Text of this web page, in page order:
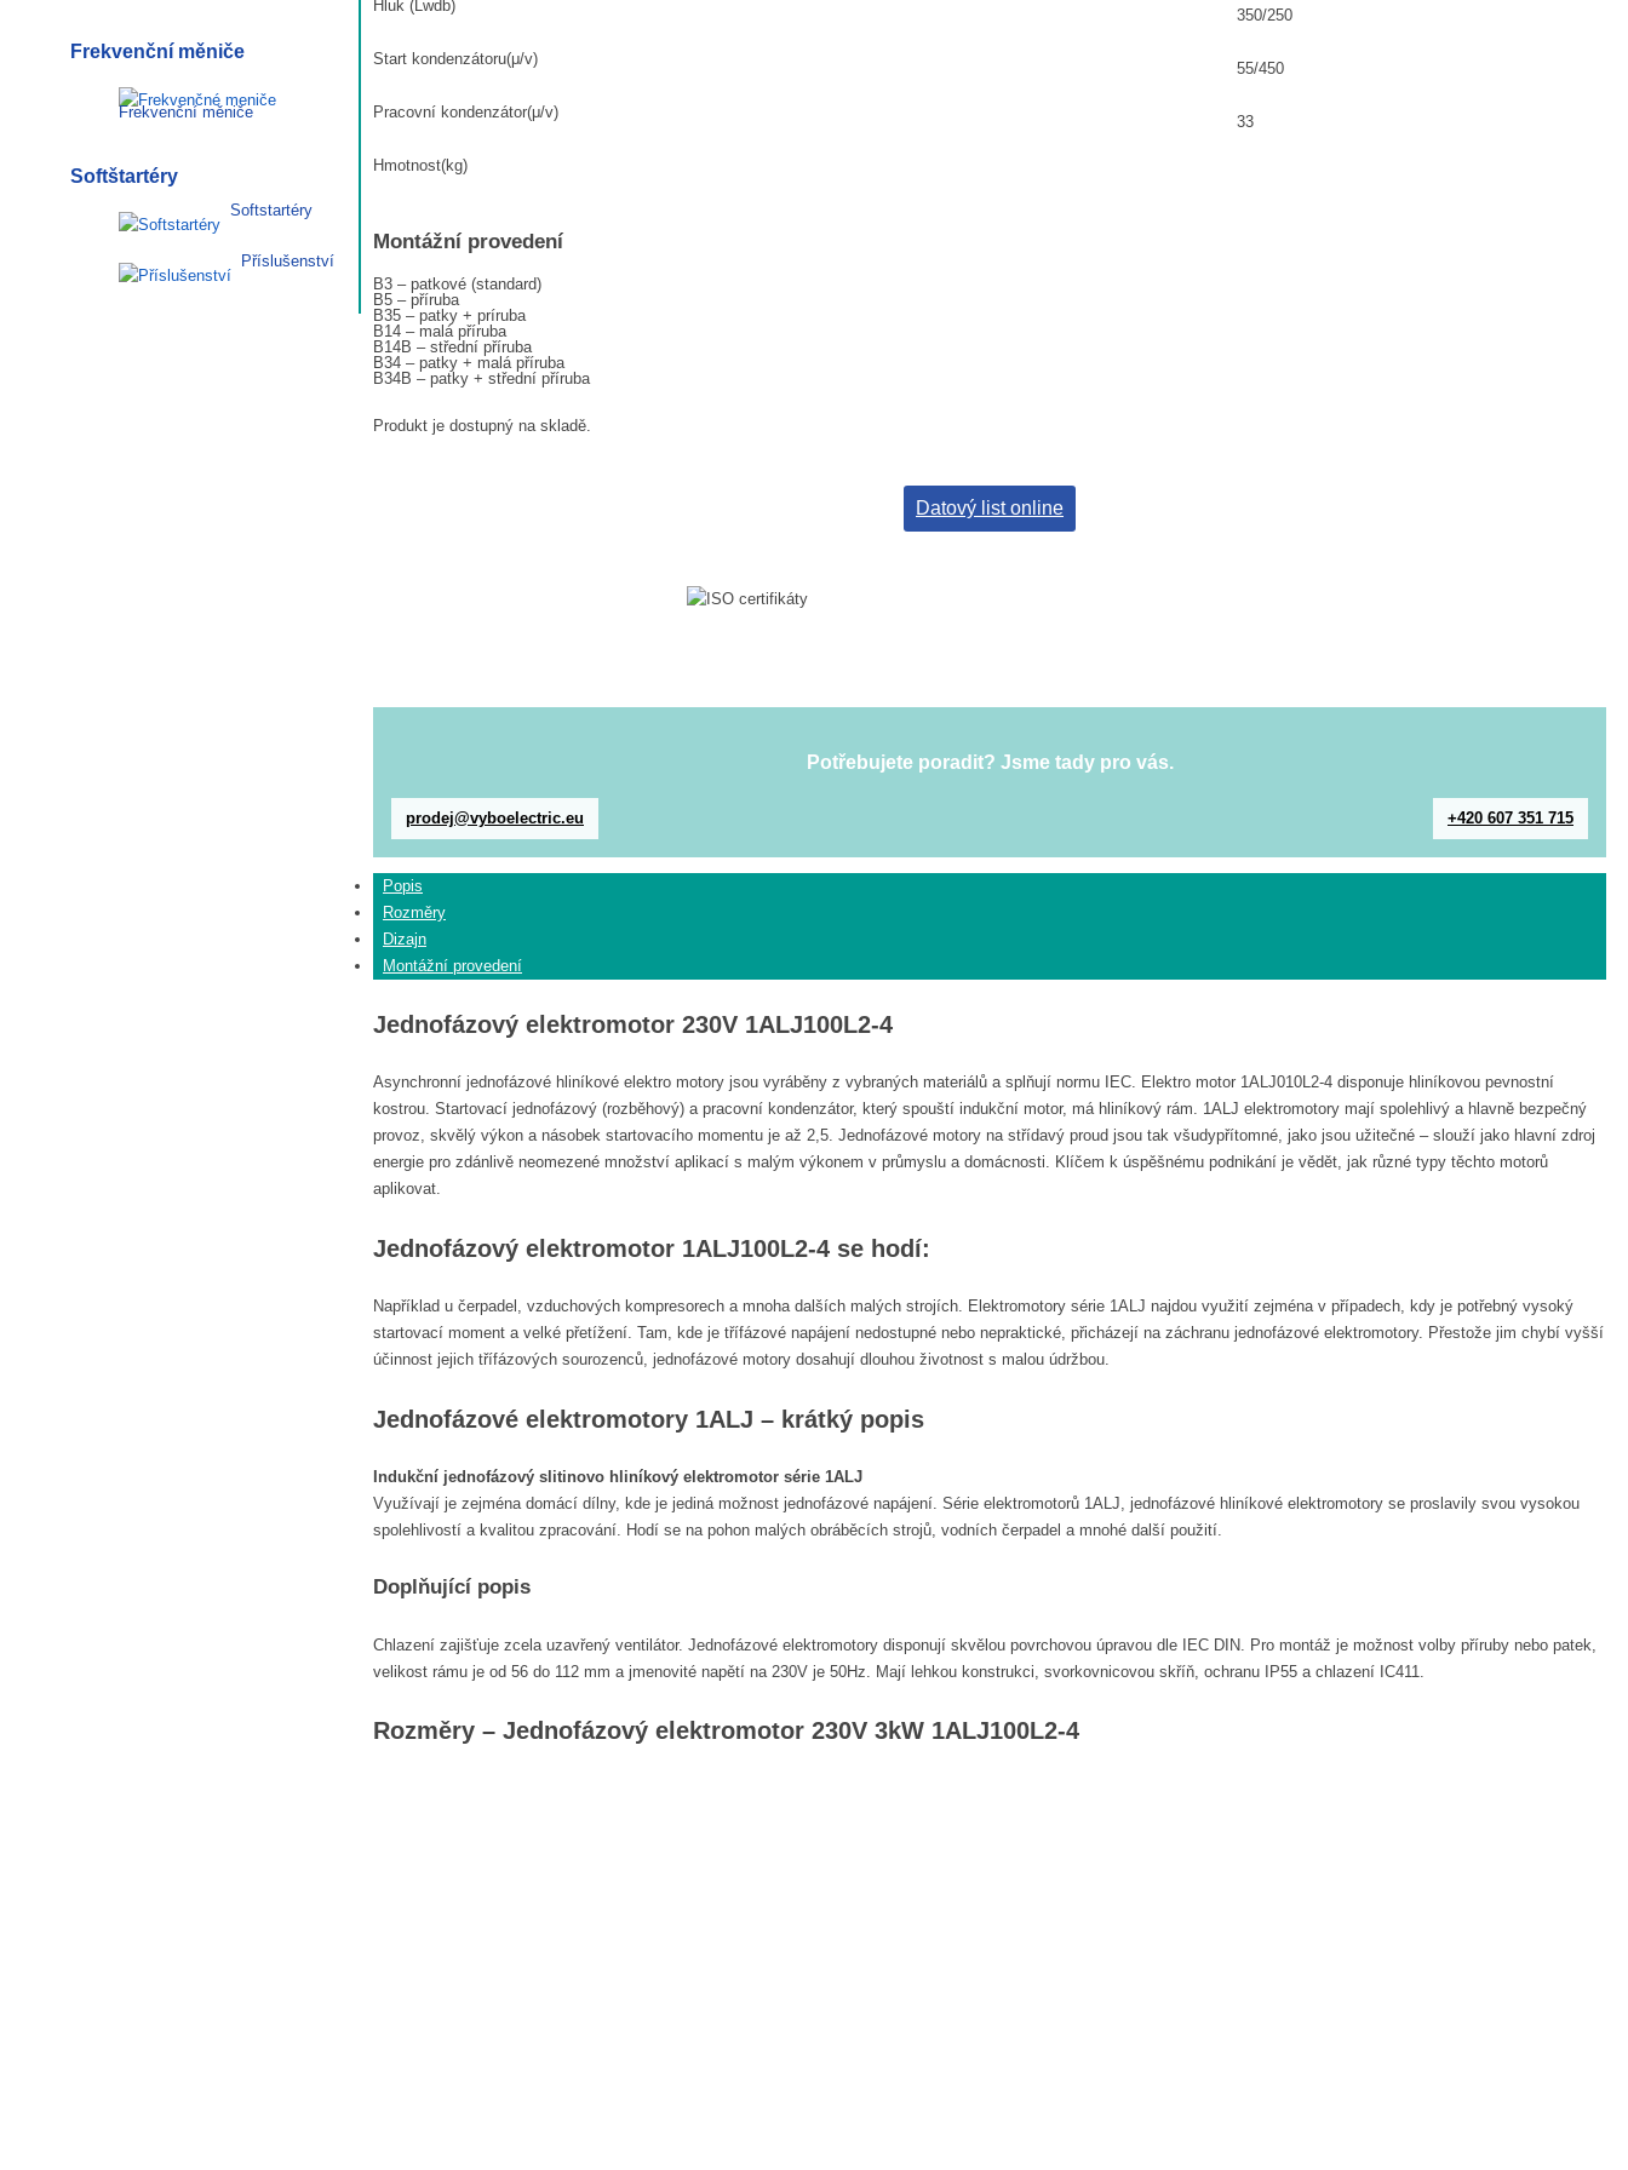
Hluk (Lwdb)
Start kondenzátoru(μ/v)
350/250
Pracovní kondenzátor(μ/v)
55/450
Hmotnost(kg)
33
Montážní provedení
B3 – patkové (standard)
B5 – příruba
B35 – patky + príruba
B14 – malá příruba
B14B – střední příruba
B34 – patky + malá příruba
B34B – patky + střední příruba
Produkt je dostupný na skladě.
Datový list online
Potřebujete poradit? Jsme tady pro vás.
prodej@vyboelectric.eu +420 607 351 715
Popis
Rozměry
Dizajn
Montážní provedení
Jednofázový elektromotor 230V 1ALJ100L2-4
Asynchronní jednofázové hliníkové elektro motory jsou vyráběny z vybraných materiálů a splňují normu IEC. Elektro motor 1ALJ010L2-4 disponuje hliníkovou pevnostní
kostrou. Startovací jednofázový (rozběhový) a pracovní kondenzátor, který spouští indukční motor, má hliníkový rám. 1ALJ elektromotory mají spolehlivý a hlavně bezpečný
provoz, skvělý výkon a násobek startovacího momentu je až 2,5. Jednofázové motory na střídavý proud jsou tak všudypřítomné, jako jsou užitečné – slouží jako hlavní zdroj
energie pro zdánlivě neomezené množství aplikací s malým výkonem v průmyslu a domácnosti. Klíčem k úspěšnému podnikání je vědět, jak různé typy těchto motorů
aplikovat.
Jednofázový elektromotor 1ALJ100L2-4 se hodí:
Například u čerpadel, vzduchových kompresorech a mnoha dalších malých strojích. Elektromotory série 1ALJ najdou využití zejména v případech, kdy je potřebný vysoký
startovací moment a velké přetížení. Tam, kde je třífázové napájení nedostupné nebo nepraktické, přicházejí na záchranu jednofázové elektromotory. Přestože jim chybí vyšší
účinnost jejich třífázových sourozenců, jednofázové motory dosahují dlouhou životnost s malou údržbou.
Jednofázové elektromotory 1ALJ – krátký popis
Indukční jednofázový slitinovo hliníkový elektromotor série 1ALJ
Využívají je zejména domácí dílny, kde je jediná možnost jednofázové napájení. Série elektromotorů 1ALJ, jednofázové hliníkové elektromotory se proslavily svou vysokou
spolehlivostí a kvalitou zpracování. Hodí se na pohon malých obráběcích strojů, vodních čerpadel a mnohé další použití.
Doplňující popis
Chlazení zajišťuje zcela uzavřený ventilátor. Jednofázové elektromotory disponují skvělou povrchovou úpravou dle IEC DIN. Pro montáž je možnost volby příruby nebo patek,
velikost rámu je od 56 do 112 mm a jmenovité napětí na 230V je 50Hz. Mají lehkou konstrukci, svorkovnicovou skříň, ochranu IP55 a chlazení IC411.
Rozměry – Jednofázový elektromotor 230V 3kW 1ALJ100L2-4
Frekvenční měniče
Frekvenční měniče
Softštartéry
Softstartéry
Příslušenství